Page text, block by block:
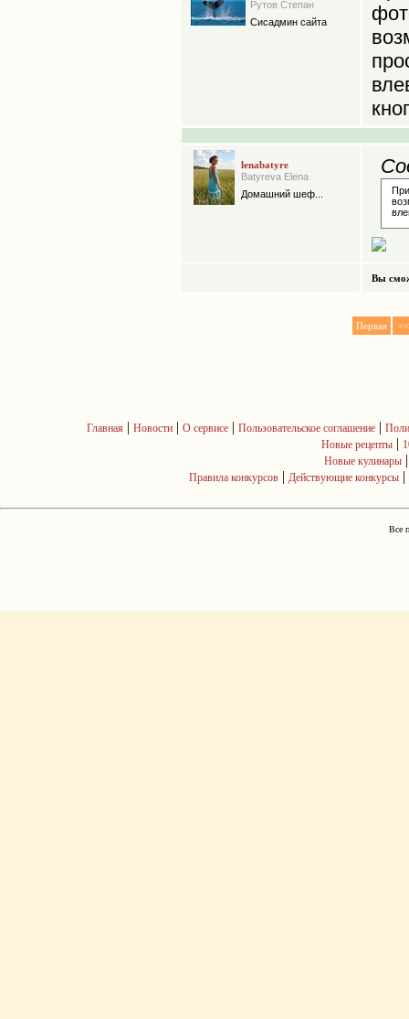
Рутов Степан
Сисадмин сайта
lenabatyre
Batyreva Elena
Домашний шеф...
Вы
Первая <<
Главная | Новости| О сервисе| Пользовательское соглашение|
Новые рецепты |
Новые кулинары
Правила конкурсов | Действующие конкурсы |
Все